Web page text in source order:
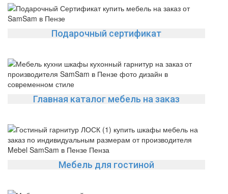
Подарочный сертификат
Главная каталог мебель на заказ
Мебель для гостиной